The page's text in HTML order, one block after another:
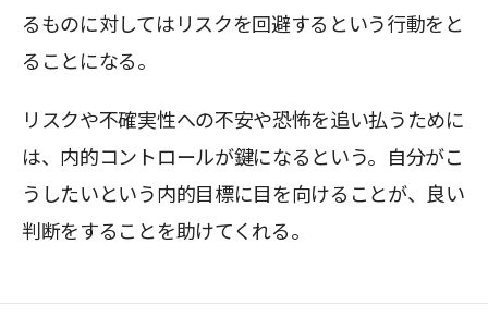
るものに対してはリスクを回避するという行動をと
ることになる。
リスクや不確実性への不安や恐怖を追い払うために
は、内的コントロールが鍵になるという。自分がこ
うしたいという内的目標に目を向けることが、良い
判断をすることを助けてくれる。